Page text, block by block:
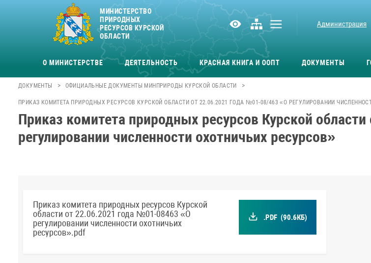
МИНИСТЕРСТВО
ПРИРОДНЫХ
РЕСУРСОВ КУРСКОЙ
ОБЛАСТИ
Администрация
О МИНИСТЕРСТВЕ ДЕЯТЕЛЬНОСТЬ КРАСНАЯ КНИГА И ООПТ ДОКУМЕНТЫ
ДОКУМЕНТЫ > ОФИЦИАЛЬНЫЕ ДОКУМЕНТЫ МИНПРИРОДЫ КУРСКОЙ ОБЛАСТИ >
ПРИКАЗ КОМИТЕТА ПРИРОДНЫХ РЕСУРСОВ КУРСКОЙ ОБЛАСТИ ОТ 22.06.2021 ГОДА №01-08/463 «О РЕГУЛИРОВАНИИ
Приказ комитета природных ресурсов Курской
регулировании численности охотничьих ресурсов»
Приказ комитета природных ресурсов Курской
области от 22.06.2021 года №01-08463 «О
регулировании численности охотничьих
ресурсов».pdf
.PDF (90.6КБ)